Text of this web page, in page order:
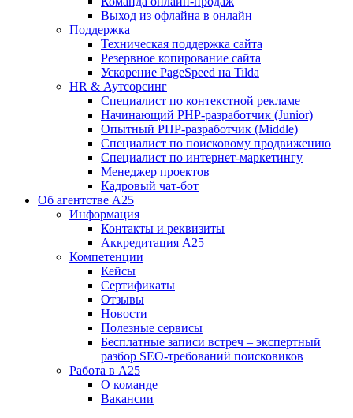
Выход из офлайна в онлайн
Поддержка
Техническая поддержка сайта
Резервное копирование сайта
Ускорение PageSpeed на Tilda
HR & Аутсорсинг
Специалист по контекстной рекламе
Начинающий PHP-разработчик (Junior)
Опытный PHP-разработчик (Middle)
Специалист по поисковому продвижению
Специалист по интернет-маркетингу
Менеджер проектов
Кадровый чат-бот
Об агентстве А25
Информация
Контакты и реквизиты
Аккредитация А25
Компетенции
Кейсы
Сертификаты
Отзывы
Новости
Полезные сервисы
Бесплатные записи встреч – экспертный
разбор SEO-требований поисковиков
Работа в А25
О команде
Вакансии